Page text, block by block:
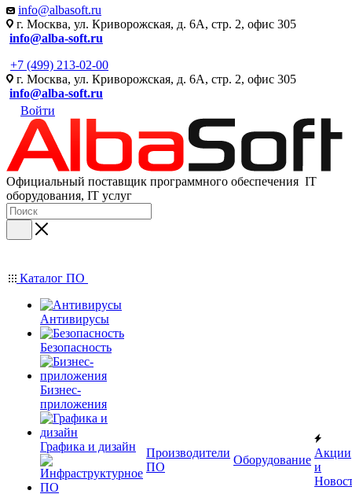
info@albasoft.ru
г. Москва, ул. Криворожская, д. 6А, стр. 2, офис 305
info@alba-soft.ru
+7 (499) 213-02-00
г. Москва, ул. Криворожская, д. 6А, стр. 2, офис 305
info@alba-soft.ru
Войти
Официальный поставщик программного обеспечения IT
оборудования, IT услуг
Каталог ПО
Антивирусы
Безопасность
Бизнес-
приложения
Графика и дизайн
Производители
ПО
Оборудование
Акции
и